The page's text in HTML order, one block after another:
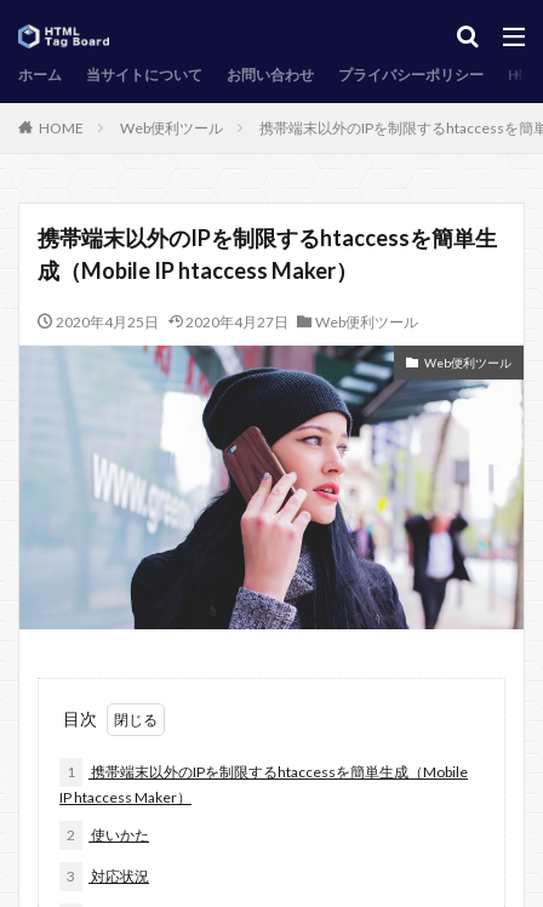
ホーム 当サイトについて お問い合わせ プライバシーポリシー
HOME Web便利ツール 携帯端末以外のIPを制限するhtaccessを簡
携帯端末以外のIPを制限するhtaccessを簡単生
成（Mobile IP htaccess Maker）
2020年4月25日 2020年4月27日 Web便利ツール
Web便利ツール
目次
1
携帯端末以外のIPを制限するhtaccessを簡単生成（Mobile
IP htaccess Maker）
2 使いかた
3 対応状況